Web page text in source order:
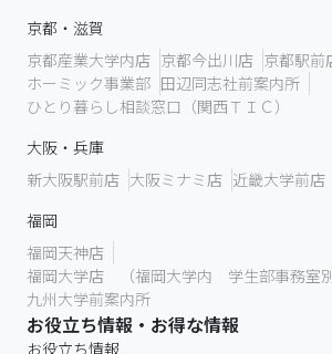
京都・滋賀
京都産業大学内店 京都今出川店 京都駅前
ホーミック事業部 田辺同志社前案内所
ひとり暮らし相談窓口（関西ＴＩＣ）
大阪・兵庫
新大阪駅前店 大阪ミナミ店 近畿大学前店
福岡
福岡天神店
福岡大学店 （福岡大学内 学生部事務室別
九州大学前案内所
お役立ち情報・お得な情報
お役立ち情報